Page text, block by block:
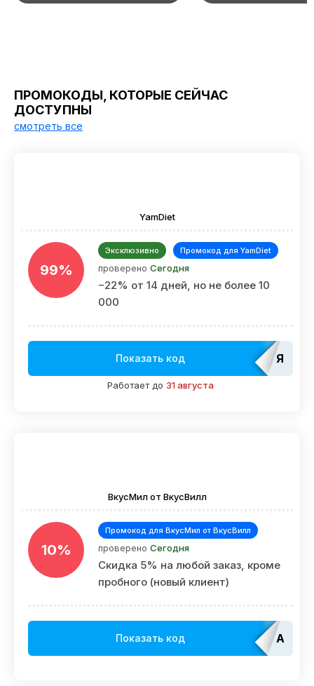
ПРОМОКОДЫ, КОТОРЫЕ СЕЙЧАС
ДОСТУПНЫ
смотреть все
YamDiet
99%
Эксклюзивно Промокод для YamDiet
проверено Сегодня
−22% от 14 дней, но не более 10
000
Показать код
Работает до 31 августа
ВкусМил от ВкусВилл
10%
Промокод для ВкусМил от ВкусВилл
проверено Сегодня
Скидка 5% на любой заказ, кроме
пробного (новый клиент)
Показать код